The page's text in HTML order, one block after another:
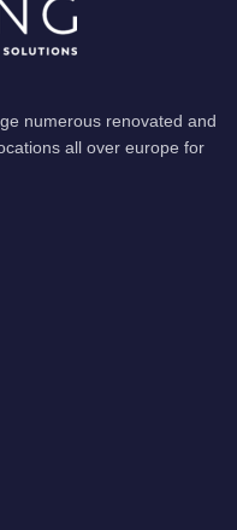
numerous renovated and
all over europe for